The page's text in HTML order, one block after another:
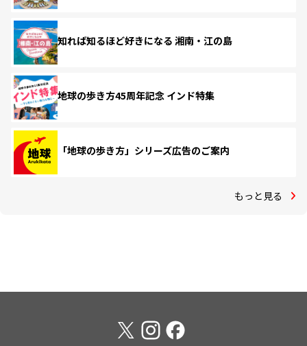
知れば知るほど好きになる 湘南・江の島
地球の歩き方45周年記念 インド特集
「地球の歩き方」シリーズ広告のご案内
もっと見る